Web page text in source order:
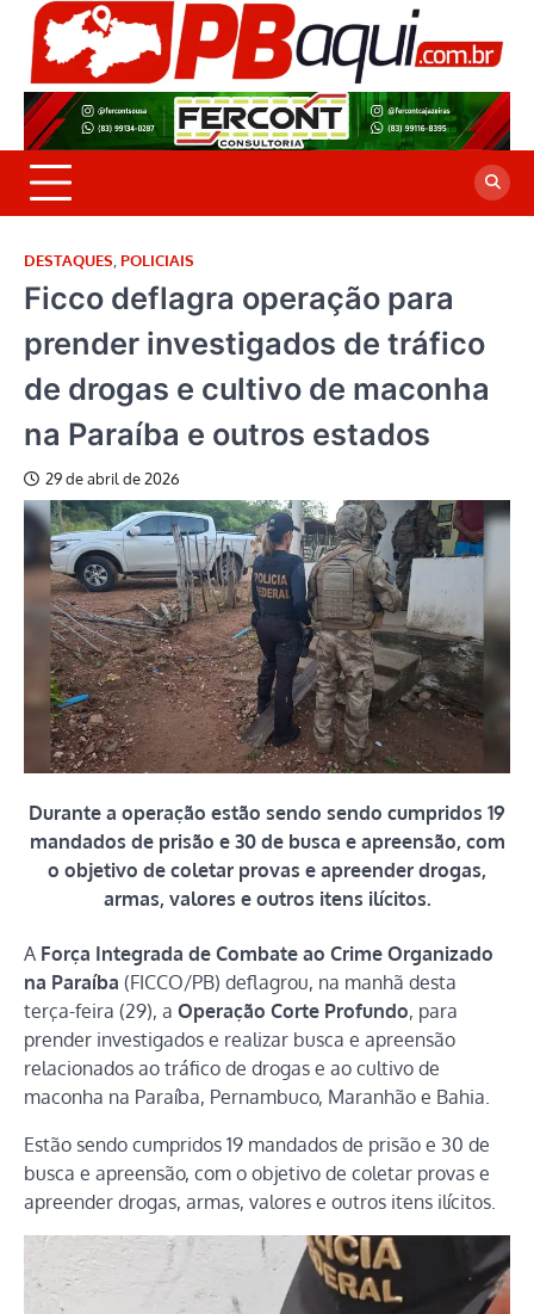
Skip
content
DESTAQUES POLICIAIS
Ficco deflagra operação para
prender investigados de tráfico
de drogas e cultivo de maconha
na Paraíba e outros estados
29 de abril de 2026
Durante a operação estão sendo sendo cumpridos 19
mandados de prisão e 30 de busca e apreensão, com
o objetivo de coletar provas e apreender drogas,
armas, valores e outros itens ilícitos.
A Força Integrada de Combate ao Crime Organizado
na Paraíba (FICCO/PB) deflagrou, na manhã desta
terça-feira (29), a Operação Corte Profundo, para
prender investigados e realizar busca e apreensão
relacionados ao tráfico de drogas e ao cultivo de
maconha na Paraíba, Pernambuco, Maranhão e Bahia.
Estão sendo cumpridos 19 mandados de prisão e 30 de
busca e apreensão, com o objetivo de coletar provas e
apreender drogas, armas, valores e outros itens ilícitos.